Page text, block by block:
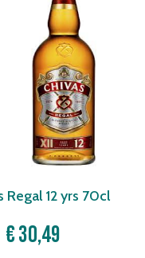
Regal 12 yrs 70cl
Oorspronkelijke
€30,49